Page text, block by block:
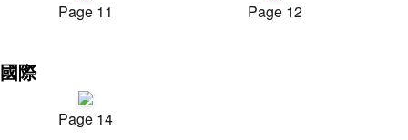
Page 11 Page 12
國際
Page 14